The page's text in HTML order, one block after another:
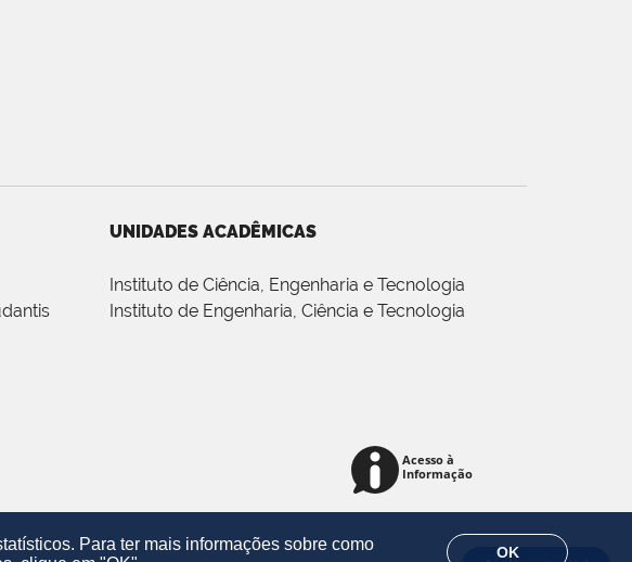
Para ter mais informações sobre como
OK
UNIDADES ACADÊMICAS
Instituto de Ciência, Engenharia e Tecnologia
Instituto de Engenharia, Ciência e Tecnologia